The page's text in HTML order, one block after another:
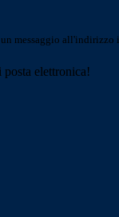
messaggio all'indirizzo
elettronica!